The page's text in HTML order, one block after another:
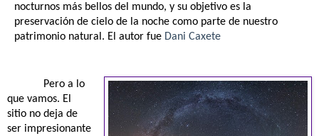
nocturnos más bellos del mundo, y su objetivo es la
preservación de cielo de la noche como parte de nuestro
patrimonio natural. El autor fue Dani Caxete
Pero a lo
que vamos. El
sitio no deja de
ser impresionante